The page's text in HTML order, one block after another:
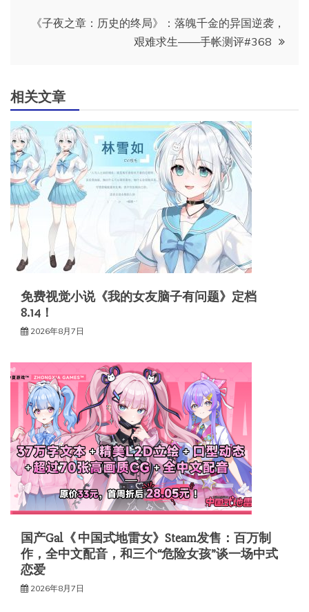
《子夜之章：历史的终局》：落魄千金的异国逆袭，
艰难求生——手帐测评#368
相关文章
免费视觉小说《我的女友脑子有问题》定档
8.14！
2026年8月7日
国产Gal《 中国式地雷女》Steam发售：百万制
作，全中文配音，和三个“危险女孩”谈一场中式
恋爱
2026年8月7日